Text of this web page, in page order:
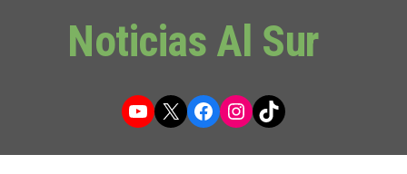
Noticias Al Sur
YouTube
X Facebook
Instagram
TikTok